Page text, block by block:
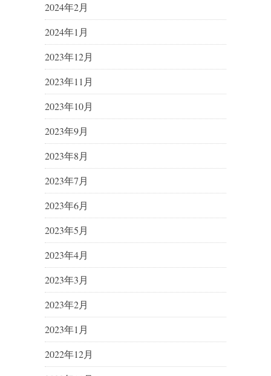
2024年2月
2024年1月
2023年12月
2023年11月
2023年10月
2023年9月
2023年8月
2023年7月
2023年6月
2023年5月
2023年4月
2023年3月
2023年2月
2023年1月
2022年12月